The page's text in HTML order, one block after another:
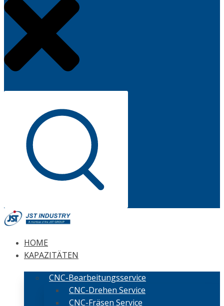
HOME
KAPAZITÄTEN
CNC-Bearbeitungsservice
CNC-Drehen Service
CNC-Fräsen Service